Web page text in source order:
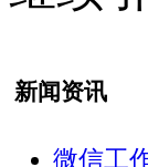
新闻资讯
微信工